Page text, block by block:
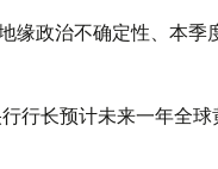
缘政治不确定性、本
行长预计未来一年全